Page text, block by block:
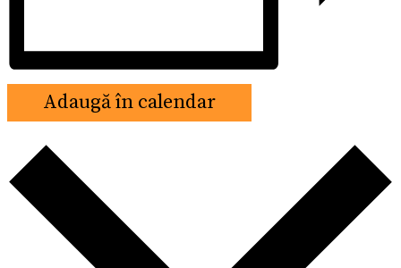
Adaugă în calendar